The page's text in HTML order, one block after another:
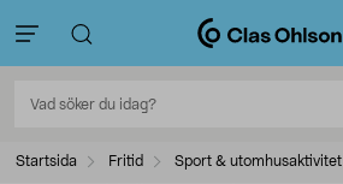
Startsida Fritid Sport & utomhusaktivitet